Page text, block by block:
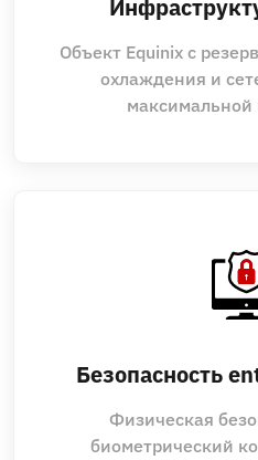
Объект Equinix с
охлаждения и
Безопасность
Физическая
биометрический